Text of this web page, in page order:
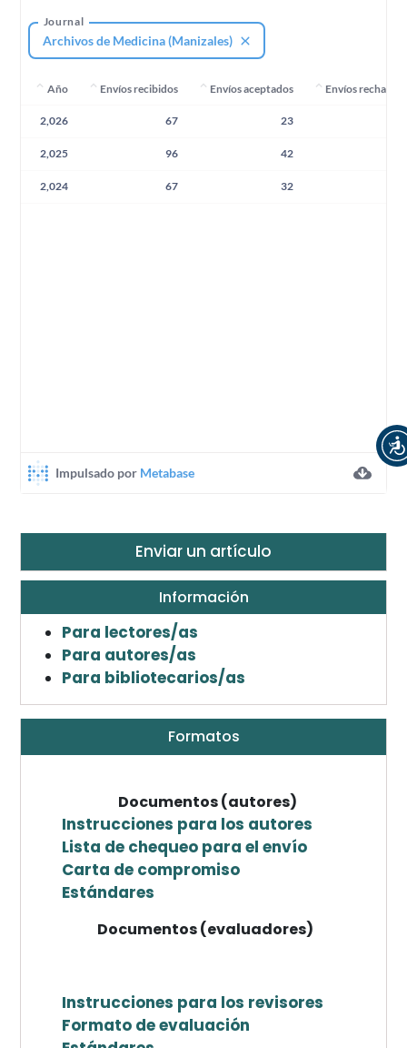
Enviar un artículo
Información
Para lectores/as
Para autores/as
Para bibliotecarios/as
Formatos
Documentos (autores)
Instrucciones para los autores
Lista de chequeo para el envío
Carta de compromiso
Estándares
Documentos (evaluadores)
Instrucciones para los revisores
Formato de evaluación